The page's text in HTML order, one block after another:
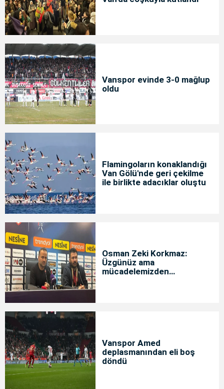
Vanspor evinde 3-0 mağlup
oldu
Flamingoların konaklandığı
Van Gölü'nde geri çekilme
ile birlikte adacıklar oluştu
Osman Zeki Korkmaz:
Üzgünüz ama
mücadelemizden
Vanspor Amed
deplasmanından eli boş
döndü